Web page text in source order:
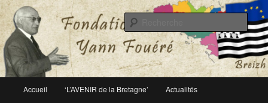
Fondation Yann Fouéré
Le site officiel de la fondation Yann Fouéré
principal
Aller
Accueil ‘L’AVENIR de la Bretagne’ Actualités